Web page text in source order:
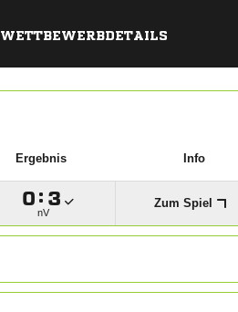
WETTBEWERBDETAILS
Ergebnis Info
 : 
nV
Zum Spiel